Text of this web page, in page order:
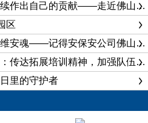
钟不慎摔破了头部，导致流血严
都是父母的心头肉， TA的平安
保维安乐从城管分队白欣、张迁
正是他们用满满的正能量展示了
新风，又一次用真情践行了维安
在银行保安工作岗位上，继续作出自己的贡献——走近佛山保安公司驻佛山三水珠江村镇银行保安班长赵小刚
区
挑灯夜训练精兵，千锤百炼维安魂——记得安保安公司佛山分公司驻佛山维他奶分队
得安金融街大队看守所分队：传达拓展培训精神，加强队伍思想建设
里的守护者